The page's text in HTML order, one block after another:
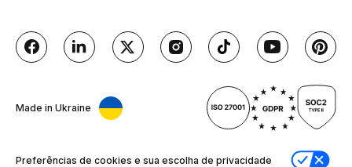
Made in Ukraine
Preferências de cookies e sua escolha de privacidade